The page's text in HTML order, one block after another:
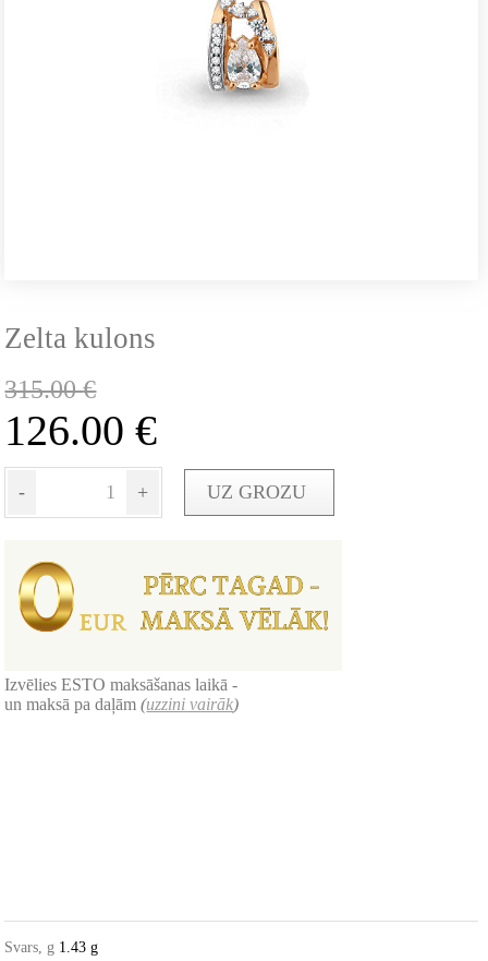
Zelta kulons
315.00€
126.00€
- + UZ GROZU
Izvēlies ESTO maksāšanas laikā -
un maksā pa daļām(uzzini vairāk)
Svars, g 1.43 g